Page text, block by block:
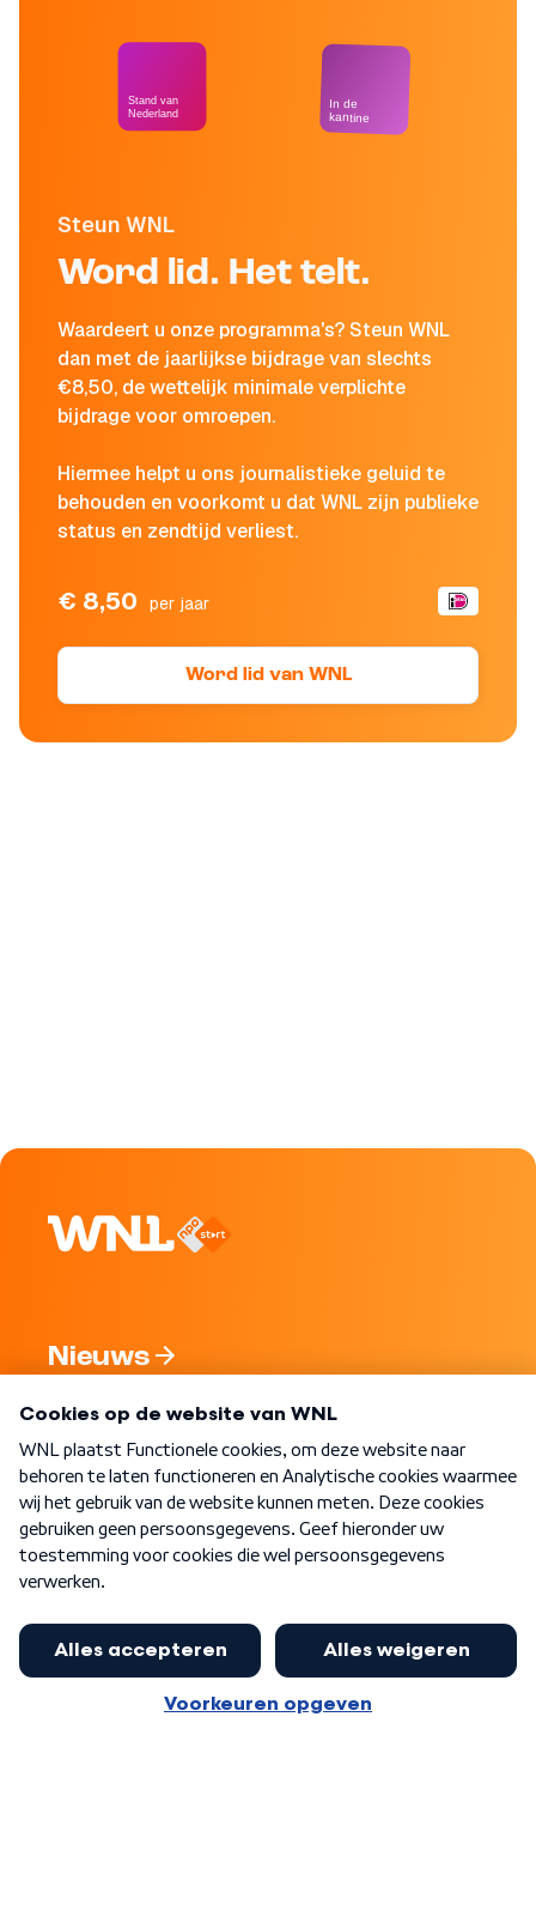
Steun WNL
Word lid. Het telt.
Waardeert u onze programma's? Steun WNL
dan met de jaarlijkse bijdrage van slechts
€8,50, de wettelijk minimale verplichte
bijdrage voor omroepen.
Hiermee helpt u ons journalistieke geluid te
behouden en voorkomt u dat WNL zijn publieke
status en zendtijd verliest.
€ 8,50 per jaar
Word lid van WNL
Stand van
Nederland
In de
kantine
Nieuws
Nieuwsbrief
Word Lid